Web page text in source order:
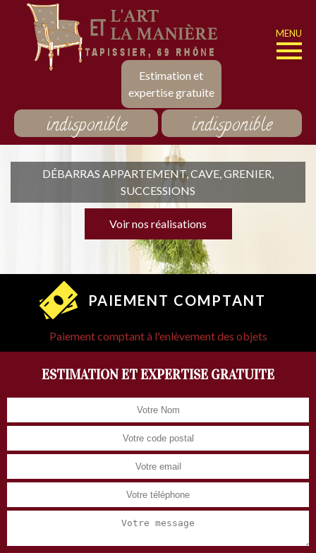
Estimation et
expertise gratuite
MENU
indisponible indisponible
DÉBARRAS APPARTEMENT, CAVE, GRENIER,
SUCCESSIONS
Voir nos réalisations
PAIEMENT COMPTANT
Paiement comptant à l'enlèvement des objets
ESTIMATION ET EXPERTISE GRATUITE